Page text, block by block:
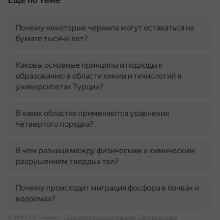
Почему некоторые чернила могут оставаться на
бумаге тысячи лет?
Каковы основные принципы и подходы к
образованию в области химии и технологий в
университетах Турции?
В каких областях применяются уравнения
четвертого порядка?
В чем разница между физическим и химическим
разрушением твердых тел?
Почему происходит миграция фосфора в почвах и
водоемах?
© 2026 ООО «Яндекс» Пользовательское соглашение Связаться с нами